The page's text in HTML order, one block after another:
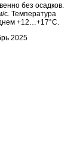
без осадков.
с. Температура
+12…+17°С.
2025